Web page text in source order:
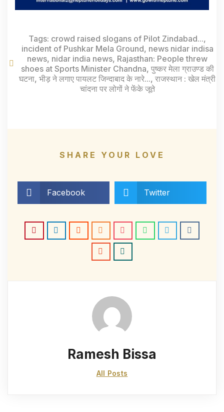
Tags: crowd raised slogans of Pilot Zindabad...,
incident of Pushkar Mela Ground, news nidar indisa
news, nidar india news, Rajasthan: People threw
shoes at Sports Minister Chandna, पुष्कर मेला ग्राउण्ड की
घटना, भीड़ ने लगाए पायलट जिन्दाबाद के नारे..., राजस्थान : खेल मंत्री
चांदना पर लोगों ने फेंके जूते
SHARE YOUR LOVE
Facebook Twitter
Ramesh Bissa
All Posts